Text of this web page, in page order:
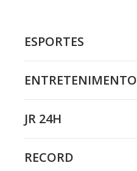
ESPORTES
ENTRETENIMENTO
JR 24H
RECORD